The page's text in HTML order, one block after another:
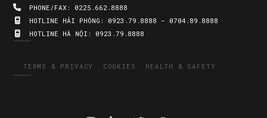
PHONE/FAX: 0225.662.8888
HOTLINE HẢI PHÒNG: 0923.79.8888 - 0704.89.8888
HOTLINE HÀ NỘI: 0923.79.8888
TERMS & PRIVACY COOKIES HEALTH & SAFETY